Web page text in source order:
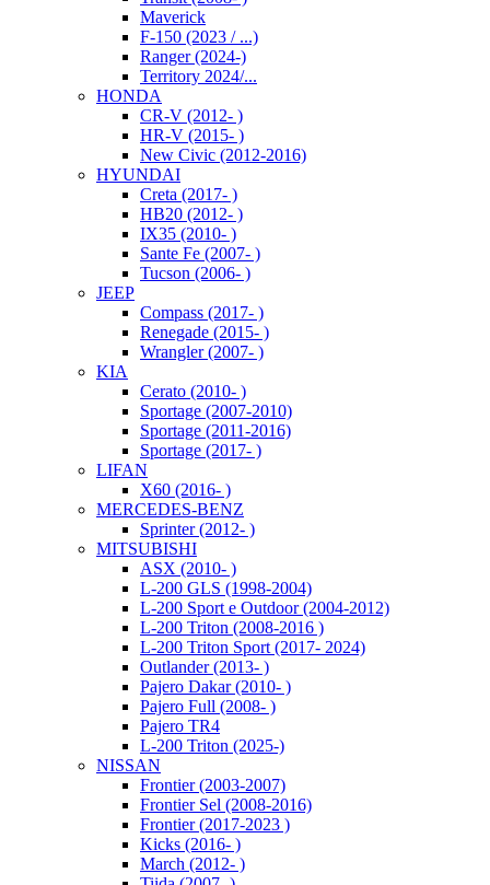
Maverick
F-150 (2023 / ...)
Ranger (2024-)
Territory 2024/...
HONDA
CR-V (2012- )
HR-V (2015- )
New Civic (2012-2016)
HYUNDAI
Creta (2017- )
HB20 (2012- )
IX35 (2010- )
Sante Fe (2007- )
Tucson (2006- )
JEEP
Compass (2017- )
Renegade (2015- )
Wrangler (2007- )
KIA
Cerato (2010- )
Sportage (2007-2010)
Sportage (2011-2016)
Sportage (2017- )
LIFAN
X60 (2016- )
MERCEDES-BENZ
Sprinter (2012- )
MITSUBISHI
ASX (2010- )
L-200 GLS (1998-2004)
L-200 Sport e Outdoor (2004-2012)
L-200 Triton (2008-2016 )
L-200 Triton Sport (2017- 2024)
Outlander (2013- )
Pajero Dakar (2010- )
Pajero Full (2008- )
Pajero TR4
L-200 Triton (2025-)
NISSAN
Frontier (2003-2007)
Frontier Sel (2008-2016)
Frontier (2017-2023 )
Kicks (2016- )
March (2012- )